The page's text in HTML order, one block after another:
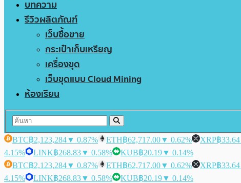
บทความ
รีวิวผลิตภัณฑ์
เว็บซื้อขาย
กระเป๋าเก็บเหรียญ
เครื่องขุด
เว็บขุดแบบ Cloud Mining
ห้องเรียน
BTC฿2,123,284▼ 0.87% ETH฿62,717.00▼ 0.62% XRP฿33.64
4.15%
LINK฿268.83▼ 0.58% KUB฿20.19▼ 0.14%
BTC฿2,123,284▼ 0.87% ETH฿62,717.00▼ 0.62% XRP฿33.64
4.15%
LINK฿268.83▼ 0.58% KUB฿20.19▼ 0.14%